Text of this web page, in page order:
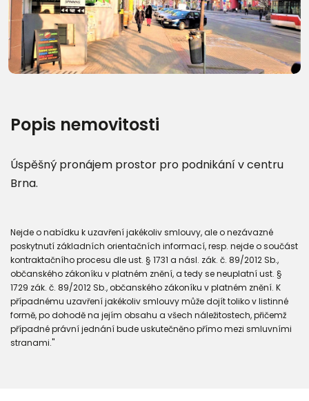
Popis nemovitosti
Úspěšný pronájem prostor pro podnikání v centru
Brna.
Nejde o nabídku k uzavření jakékoliv smlouvy, ale o nezávazné
poskytnutí základních orientačních informací, resp. nejde o součást
kontraktačního procesu dle ust. § 1731 a násl. zák. č. 89/2012 Sb.,
občanského zákoníku v platném znění, a tedy se neuplatní ust. §
1729 zák. č. 89/2012 Sb., občanského zákoníku v platném znění. K
případnému uzavření jakékoliv smlouvy může dojít toliko v listinné
formě, po dohodě na jejím obsahu a všech náležitostech, přičemž
případné právní jednání bude uskutečněno přímo mezi smluvními
stranami."